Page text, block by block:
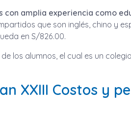
con amplia experiencia como
que son inglés, chino y
en S/826.00.
los alumnos, el cual es un
XXIII Costos y